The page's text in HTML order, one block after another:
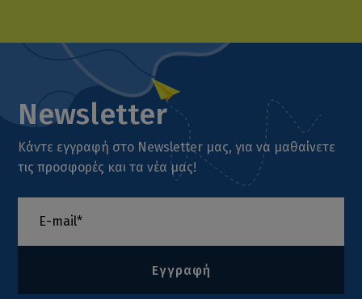
Newsletter
Κάντε εγγραφή στο Newsletter μας, για να μαθαίνετε
τις προσφορές και τα νέα μας!
Εγγραφή